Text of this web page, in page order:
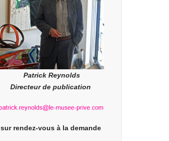
Patrick Reynolds
Directeur de publication
sur rendez-vous à la demande